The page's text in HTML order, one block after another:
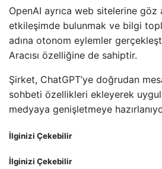
OpenAI ayrıca web sitelerine
etkileşimde bulunmak ve bilgi
adına otonom eylemler
Aracısı özelliğine de sahiptir.
Şirket, ChatGPT’ye doğrudan
sohbeti özellikleri ekleyerek
medyaya genişletmeye
İlginizi Çekebilir
İlginizi Çekebilir